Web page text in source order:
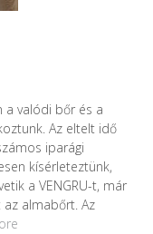
a valódi bőr és a
Az eltelt idő
iparági
kísérleteztünk,
a VENGRU-t, már
almabőrt. Az